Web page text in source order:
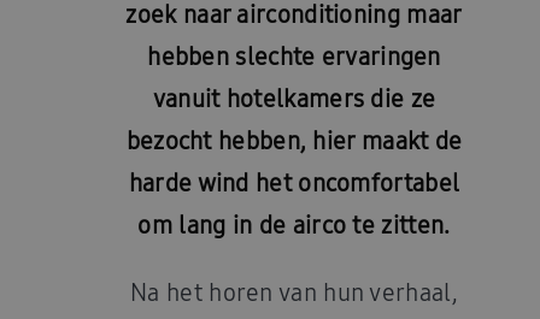
zoek naar airconditioning maar
hebben slechte ervaringen
vanuit hotelkamers die ze
bezocht hebben, hier maakt de
harde wind het oncomfortabel
om lang in de airco te zitten.
Na het horen van hun verhaal,